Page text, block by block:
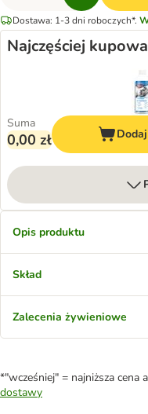
Dostawa: 1-3 dni roboczych*.
Najczęściej
Suma
0,00 zł
Opis produktu
Skład
Zalecenia żywieniowe
*"wcześniej" = najniższa cena
dostawy